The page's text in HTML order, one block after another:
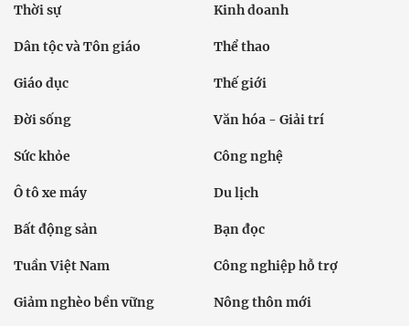
Thời sự Kinh doanh
Dân tộc và Tôn giáo Thể thao
Giáo dục Thế giới
Đời sống Văn hóa - Giải trí
Sức khỏe Công nghệ
Ô tô xe máy Du lịch
Bất động sản Bạn đọc
Tuần Việt Nam Công nghiệp hỗ trợ
Giảm nghèo bền vững Nông thôn mới